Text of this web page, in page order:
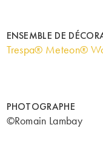
ENSEMBLE DE
Trespa® Meteon®
PHOTOGRAPHE
©Romain Lambay